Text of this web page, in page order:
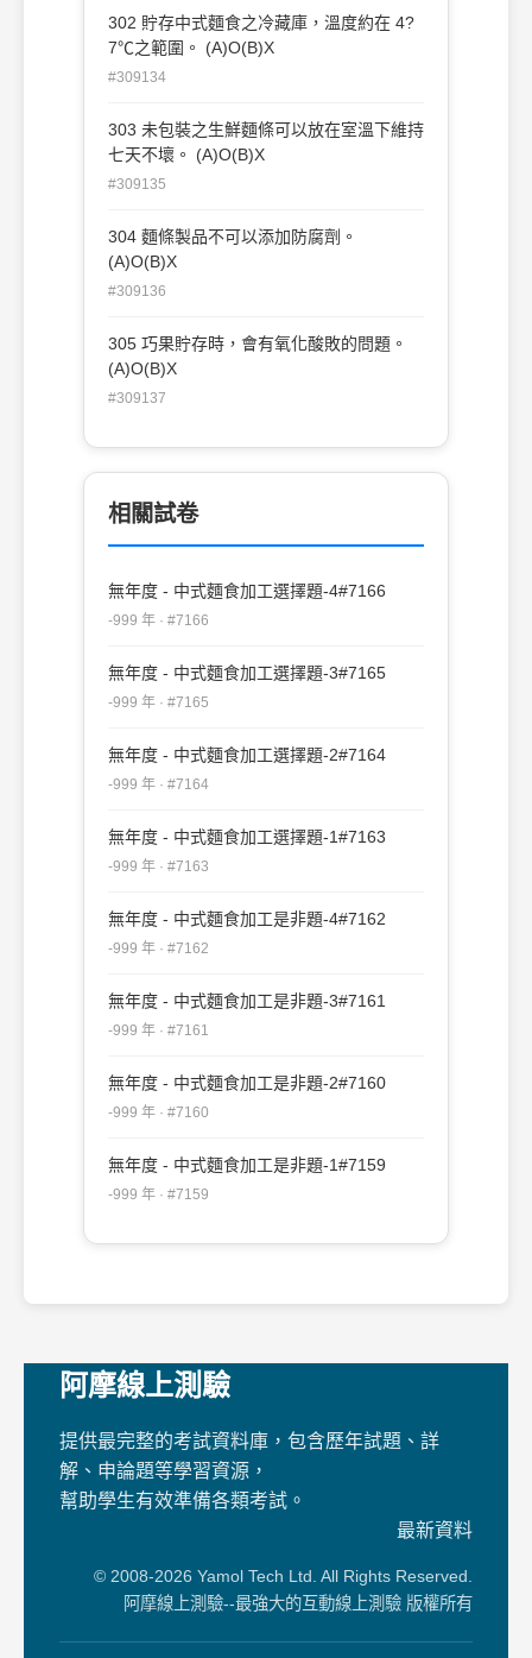
302 貯存中式麵食之冷藏庫，溫度約在 4?
7℃之範圍。 (A)O(B)X
#309134
303 未包裝之生鮮麵條可以放在室溫下維持
七天不壞。 (A)O(B)X
#309135
304 麵條製品不可以添加防腐劑。
(A)O(B)X
#309136
305 巧果貯存時，會有氧化酸敗的問題。
(A)O(B)X
#309137
相關試卷
無年度 - 中式麵食加工選擇題-4#7166
-999 年 · #7166
無年度 - 中式麵食加工選擇題-3#7165
-999 年 · #7165
無年度 - 中式麵食加工選擇題-2#7164
-999 年 · #7164
無年度 - 中式麵食加工選擇題-1#7163
-999 年 · #7163
無年度 - 中式麵食加工是非題-4#7162
-999 年 · #7162
無年度 - 中式麵食加工是非題-3#7161
-999 年 · #7161
無年度 - 中式麵食加工是非題-2#7160
-999 年 · #7160
無年度 - 中式麵食加工是非題-1#7159
-999 年 · #7159
阿摩線上測驗
提供最完整的考試資料庫，包含歷年試題、詳
解、申論題等學習資源，
幫助學生有效準備各類考試。
最新資料
© 2008-2026 Yamol Tech Ltd. All Rights Reserved.
阿摩線上測驗--最強大的互動線上測驗 版權所有